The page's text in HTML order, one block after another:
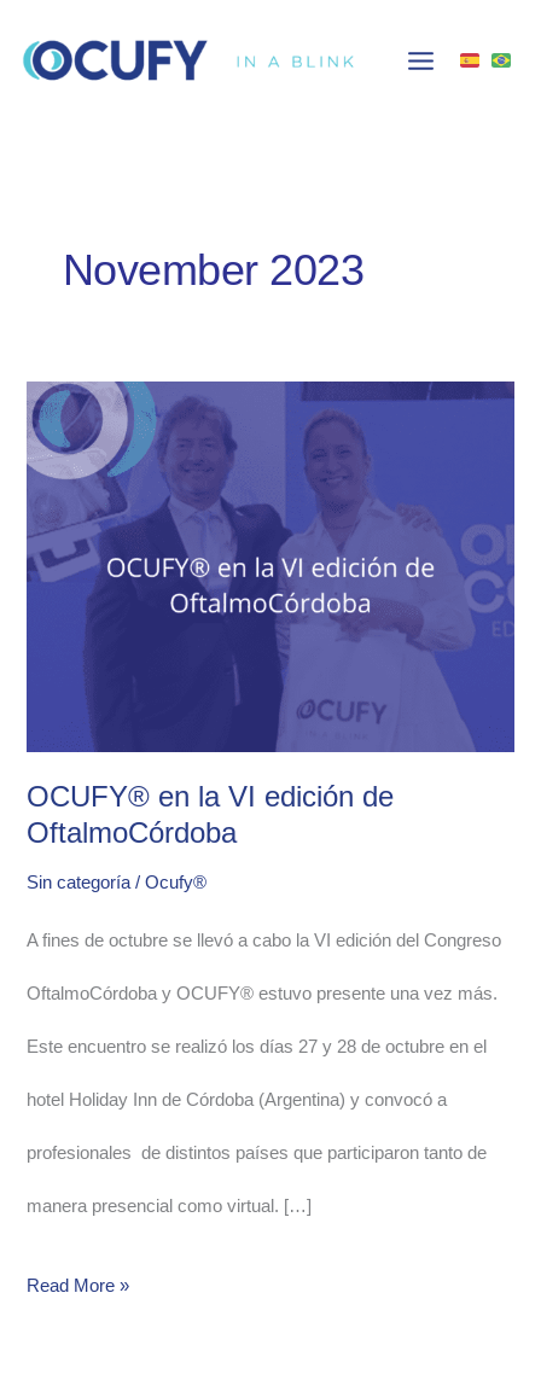
November 2023
OCUFY® en la VI edición de
OftalmoCórdoba
Sin categoría/Ocufy®
A fines de octubre se llevó a cabo la VI edición del Congreso
OftalmoCórdoba y OCUFY® estuvo presente una vez más.
Este encuentro se realizó los días 27 y 28 de octubre en el
hotel Holiday Inn de Córdoba (Argentina) y convocó a
profesionales de distintos países que participaron tanto de
manera presencial como virtual. […]
OCUFY®
en
VI
OftalmoCórdoba
Read More »